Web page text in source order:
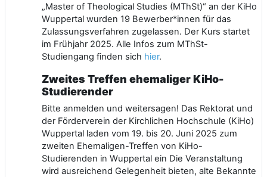
„Master of Theological Studies (MThSt)“ an der KiHo
Wuppertal wurden 19 Bewerber*innen für das
Zulassungsverfahren zugelassen. Der Kurs startet
im Frühjahr 2025. Alle Infos zum MThSt-
Studiengang finden sich hier.
Zweites Treffen ehemaliger KiHo-
Studierender
Bitte anmelden und weitersagen! Das Rektorat und
der Förderverein der Kirchlichen Hochschule (KiHo)
Wuppertal laden vom 19. bis 20. Juni 2025 zum
zweiten Ehemaligen-Treffen von KiHo-
Studierenden in Wuppertal ein Die Veranstaltung
wird ausreichend Gelegenheit bieten, alte Bekannte